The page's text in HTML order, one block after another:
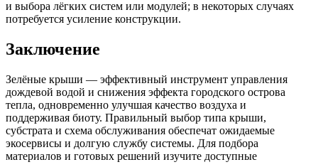
и выбора лёгких систем или модулей; в некоторых случаях
потребуется усиление конструкции.
Заключение
Зелёные крыши — эффективный инструмент управления
дождевой водой и снижения эффекта городского острова
тепла, одновременно улучшая качество воздуха и
поддерживая биоту. Правильный выбор типа крыши,
субстрата и схема обслуживания обеспечат ожидаемые
экосервисы и долгую службу системы. Для подбора
материалов и готовых решений изучите доступные